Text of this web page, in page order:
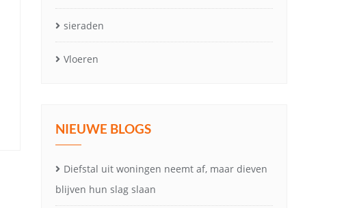
sieraden
Vloeren
NIEUWE BLOGS
Diefstal uit woningen neemt af, maar dieven
blijven hun slag slaan